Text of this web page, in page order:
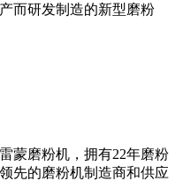
而研发制造的新型磨粉
蒙磨粉机，拥有22年磨粉
先的磨粉机制造商和供应